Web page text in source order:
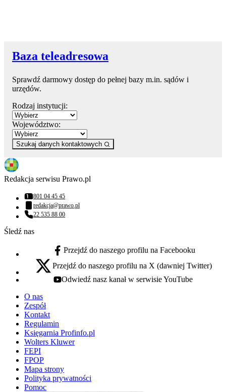
Baza teleadresowa
Sprawdź darmowy dostęp do pełnej bazy m.in. sądów i
urzędów.
Rodzaj instytucji:
Województwo:
Szukaj danych kontaktowych
Redakcja serwisu Prawo.pl
Numer telefonu:
801 04 45 45
Adres email:
redakcja@prawo.pl
Numer telefonu:
22 535 88 00
Śledź nas
facebook - otwiera się w nowej karcie
Przejdź do naszego profilu na Facebooku
x - otwiera się w nowej karcie
Przejdź do naszego profilu na X (dawniej Twitter)
youtube - otwiera się w nowej karcie
Odwiedź nasz kanał w serwisie YouTube
O nas
Zespół
Kontakt
Regulamin
Księgarnia Profinfo.pl
Wolters Kluwer
FEPI
FPOP
Mapa strony
Polityka prywatności
Pomoc